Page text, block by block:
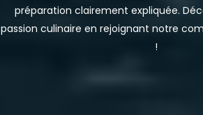
préparation clairement expliquée.
passion culinaire en rejoignant notre
!